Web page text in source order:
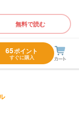
無料で読む
65ポイント
すぐに購入